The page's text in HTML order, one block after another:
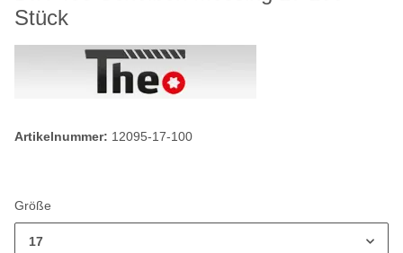
Stück
Artikelnummer: 12095-17-100
Größe
17